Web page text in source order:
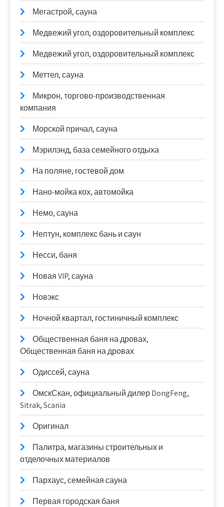
Мегастрой, сауна
Медвежий угол, оздоровительный комплекс
Медвежий угол, оздоровительный комплекс
Меттел, сауна
Микрон, торгово-производственная
компания
Морской причал, сауна
Мэрилэнд, база семейного отдыха
На поляне, гостевой дом
Нано-мойка кох, автомойка
Немо, сауна
Нептун, комплекс бань и саун
Несси, баня
Новая VIP, сауна
Новэкс
Ночной квартал, гостиничный комплекс
Общественная баня на дровах,
Общественная баня на дровах
Одиссей, сауна
ОмскСкан, официальный дилер DongFeng,
Sitrak, Scania
Оригинал
Палитра, магазины строительных и
отделочных материалов
Пархаус, семейная сауна
Первая городская баня